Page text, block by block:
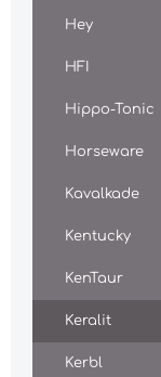
Hey
HFI
Hippo-Tonic
Horseware
Kavalkade
Kentucky
KenTaur
Keralit
Kerbl